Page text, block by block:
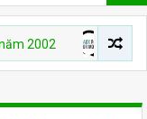
CHUYỆN VIỆT